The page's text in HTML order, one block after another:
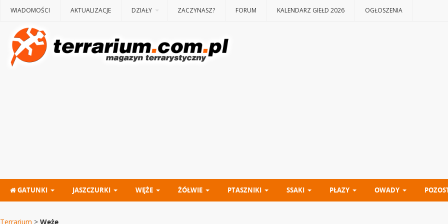
WIADOMOŚCI AKTUALIZACJE DZIAŁY ZACZYNASZ? FORUM KALENDARZ GIEŁD 2026 OGŁOSZENIA
GATUNKI JASZCZURKI WĘŻE ŻÓŁWIE PTASZNIKI SSAKI PŁAZY OWADY
Terrarium > Węże